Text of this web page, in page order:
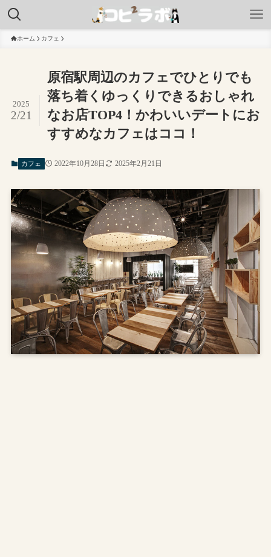
ホーム カフェ
原宿駅周辺のカフェでひとりでも
落ち着くゆっくりできるおしゃれ
なお店TOP4！かわいいデートにお
すすめなカフェはココ！
2025
2/21
カフェ 2022年10月28日 2025年2月21日